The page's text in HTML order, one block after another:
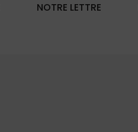
NOTRE LETTRE